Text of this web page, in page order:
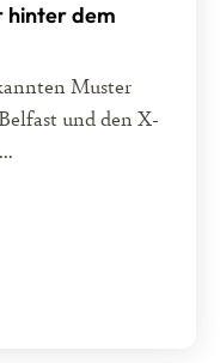
hinter dem
Muster
und den X-